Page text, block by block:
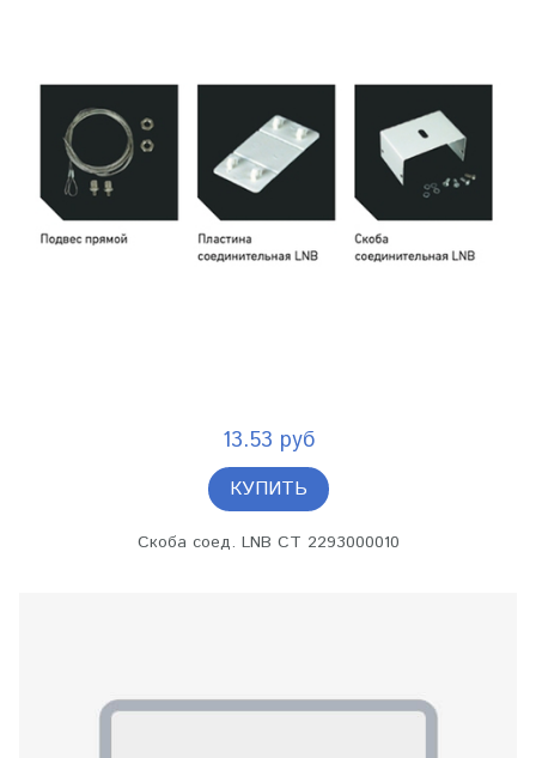
13.53 руб
КУПИТЬ
Скоба соед. LNB СТ 2293000010